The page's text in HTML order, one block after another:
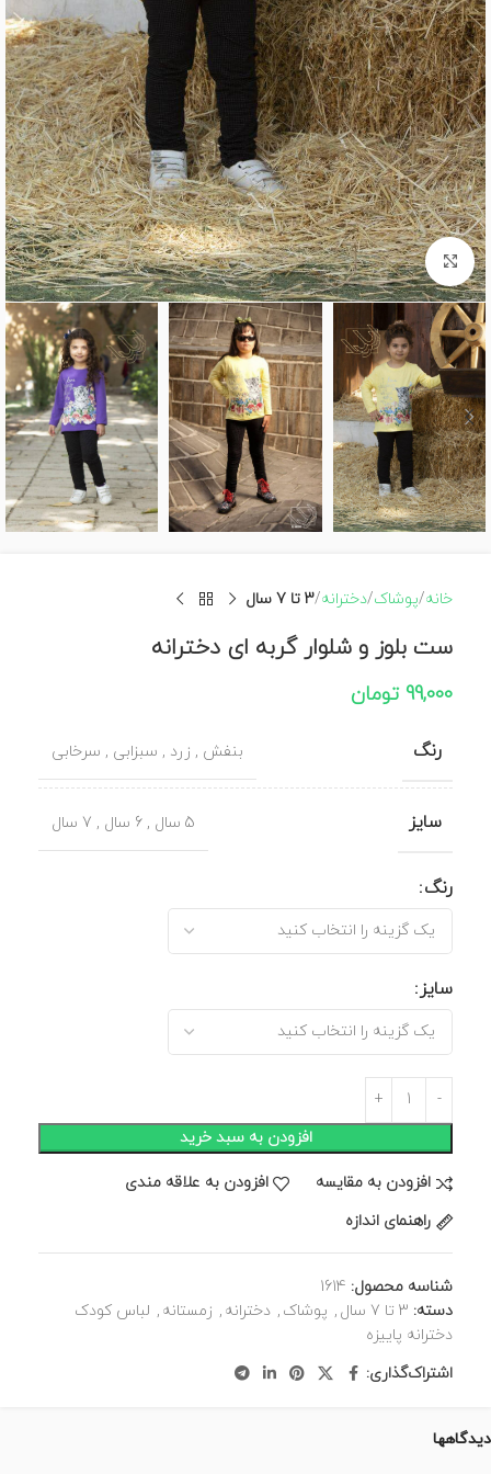
برای بزرگنمایی کلیک کنید
خانه پوشاک دخترانه 3 تا 7 سال
ست بلوز و شلوار گربه ای دخترانه
99,000 تومان
رنگ بنفش , زرد , سبزابی , سرخابی
سایز 5 سال , 6 سال , 7 سال
رنگ
سایز
افزودن به سبد خرید
افزودن به مقایسه
افزودن به علاقه مندی
راهنمای اندازه
شناسه محصول: 1614
دسته: 3 تا 7 سال , پوشاک , دخترانه , زمستانه , لباس کودک
دخترانه پاییزه
اشتراک‌گذاری:
دیدگاهها